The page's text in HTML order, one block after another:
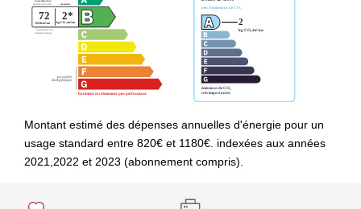
Montant estimé des dépenses annuelles d'énergie pour un
usage standard entre 820€ et 1180€. indexées aux années
2021,2022 et 2023 (abonnement compris).